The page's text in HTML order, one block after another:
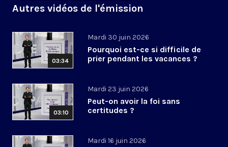
Autres vidéos de l'émission
03:34
Mardi 30 juin 2026
Pourquoi est-ce si difficile de
prier pendant les vacances ?
03:10
Mardi 23 juin 2026
Peut-on avoir la foi sans
certitudes ?
Mardi 16 juin 2026